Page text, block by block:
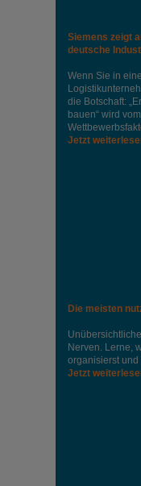
Siemens zeigt
deutsche
Wenn Sie in
die Botschaft:
bauen“ wird
Jetzt
Die meisten
Nerven. Lerne,
organisierst und
Jetzt